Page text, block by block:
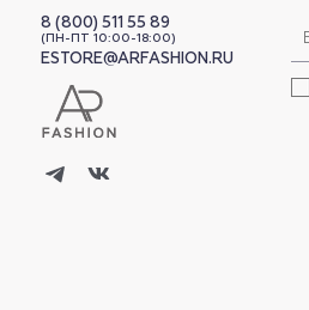
8 (800) 511 55 89
(ПН-ПТ 10:00-18:00)
ESTORE@ARFASHION.RU